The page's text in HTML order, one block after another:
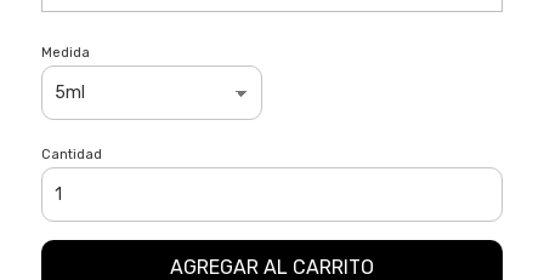
Medida
Cantidad
AGREGAR AL CARRITO